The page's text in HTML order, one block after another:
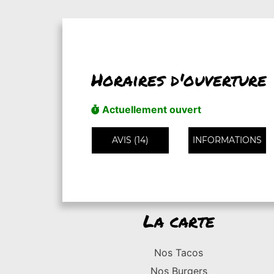
Horaires d'ouverture
Actuellement ouvert
AVIS (14) INFORMATIONS
La carte
Nos Tacos
Nos Burgers